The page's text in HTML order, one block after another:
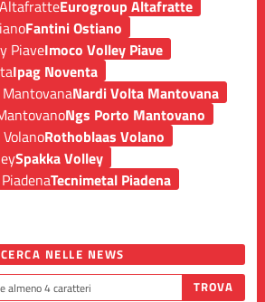
Eurogroup Altafratte
Fantini Ostiano
Imoco Volley Piave
Ipag Noventa
Nardi Volta Mantovana
Ngs Porto Mantovano
Rothoblaas Volano
Spakka Volley
Tecnimetal Piadena
CERCA NELLE NEWS